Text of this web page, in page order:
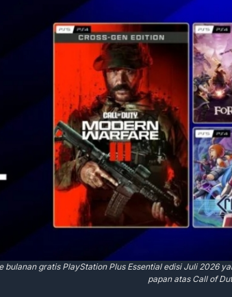
gratis PlayStation Plus Essential edisi Juli 2026
papan atas Call of